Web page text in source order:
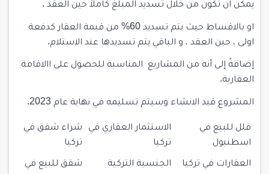
يمكن ان تكون من خلال تسديد المبلغ كاملاً حين العقد .
او بالاقساط حيث يتم تسديد 60% من قيمة العقار كدفعة
اولى ، حين العقد ، و الباقي يتم تسديدها عند الاستلام.
إضافةً إلى أنه من المشاريع المناسبة للحصول على االاقامة
العقارية.
المشروع قيد الانشاء وسيتم تسليمه في نهاية عام 2023.
فلل للبيع في
اسطنبول
الاستثمار العقاري في
تركيا
شراء شقق في
تركيا
العقارات في تركيا الجنسية التركية
شقق للبيع في